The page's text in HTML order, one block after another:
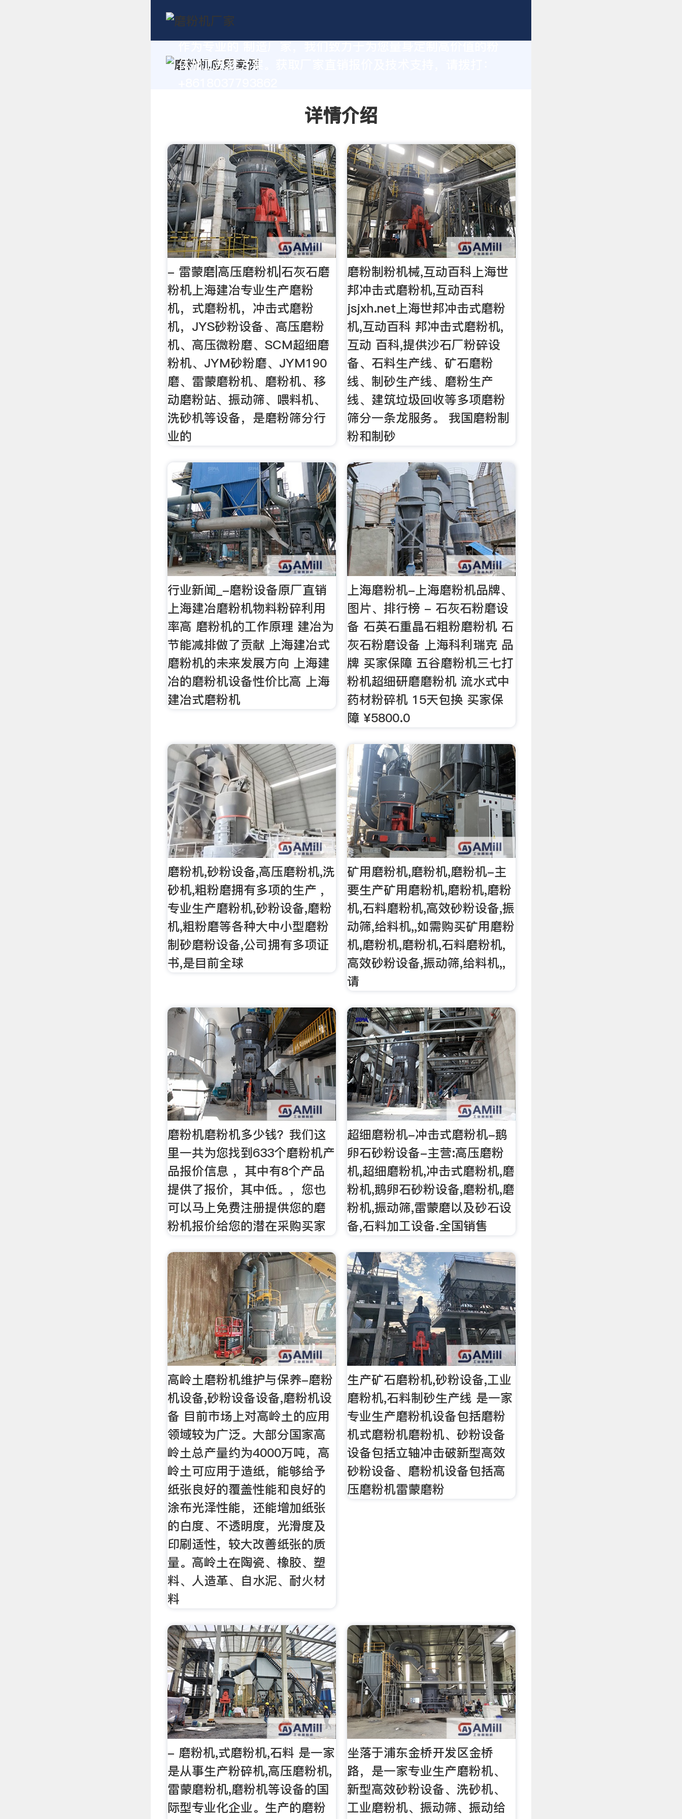
体加工系统方案。获取厂家直销报价及技术支持，请拨打：
详情介绍
- 雷蒙磨|高压磨粉机|石灰石磨
粉机上海建冶专业生产磨粉
机，式磨粉机，冲击式磨粉
机，JYS砂粉设备、高压磨粉
机、高压微粉磨、SCM超细磨
粉机、JYM砂粉磨、JYM190
磨、雷蒙磨粉机、磨粉机、移
动磨粉站、振动筛、喂料机、
洗砂机等设备，是磨粉筛分行
业的
磨粉制粉机械,互动百科上海世
邦冲击式磨粉机,互动百科
jsjxh.net上海世邦冲击式磨粉
机,互动百科 邦冲击式磨粉机,
互动 百科,提供沙石厂粉碎设
备、石料生产线、矿石磨粉
线、制砂生产线、磨粉生产
线、建筑垃圾回收等多项磨粉
筛分一条龙服务。 我国磨粉制
粉和制砂
行业新闻_-磨粉设备原厂直销
上海建冶磨粉机物料粉碎利用
率高 磨粉机的工作原理 建冶为
节能减排做了贡献 上海建冶式
磨粉机的未来发展方向 上海建
冶的磨粉机设备性价比高 上海
建冶式磨粉机
上海磨粉机-上海磨粉机品牌、
图片、排行榜 - 石灰石粉磨设
备 石英石重晶石粗粉磨粉机 石
灰石粉磨设备 上海科利瑞克 品
牌 买家保障 五谷磨粉机三七打
粉机超细研磨磨粉机 流水式中
药材粉碎机 15天包换 买家保
障 ¥5800.0
磨粉机,砂粉设备,高压磨粉机,洗
砂机,粗粉磨拥有多项的生产 ,
专业生产磨粉机,砂粉设备,磨粉
机,粗粉磨等各种大中小型磨粉
制砂磨粉设备,公司拥有多项证
书,是目前全球
矿用磨粉机,磨粉机,磨粉机-主
要生产矿用磨粉机,磨粉机,磨粉
机,石料磨粉机,高效砂粉设备,振
动筛,给料机,,如需购买矿用磨粉
机,磨粉机,磨粉机,石料磨粉机,
高效砂粉设备,振动筛,给料机,,
请
磨粉机磨粉机多少钱？我们这
里一共为您找到633个磨粉机产
品报价信息 ，其中有8个产品
提供了报价，其中低。，您也
可以马上免费注册提供您的磨
粉机报价给您的潜在采购买家
超细磨粉机-冲击式磨粉机-鹅
卵石砂粉设备-主营:高压磨粉
机,超细磨粉机,冲击式磨粉机,磨
粉机,鹅卵石砂粉设备,磨粉机,磨
粉机,振动筛,雷蒙磨以及砂石设
备,石料加工设备.全国销售
高岭土磨粉机维护与保养-磨粉
机设备,砂粉设备设备,磨粉机设
备 目前市场上对高岭土的应用
领域较为广泛。大部分国家高
岭土总产量约为4000万吨，高
岭土可应用于造纸，能够给予
纸张良好的覆盖性能和良好的
涂布光泽性能，还能增加纸张
的白度、不透明度，光滑度及
印刷适性，较大改善纸张的质
量。高岭土在陶瓷、橡胶、塑
料、人造革、自水泥、耐火材
料
生产矿石磨粉机,砂粉设备,工业
磨粉机,石料制砂生产线 是一家
专业生产磨粉机设备包括磨粉
机式磨粉机磨粉机、砂粉设备
设备包括立轴冲击破新型高效
砂粉设备、磨粉机设备包括高
压磨粉机雷蒙磨粉
- 磨粉机,式磨粉机,石料 是一家
是从事生产粉碎机,高压磨粉机,
雷蒙磨粉机,磨粉机等设备的国
际型专业化企业。生产的磨粉
坐落于浦东金桥开发区金桥
路，是一家专业生产磨粉机、
新型高效砂粉设备、洗砂机、
工业磨粉机、振动筛、振动给